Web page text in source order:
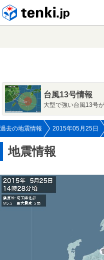
台風13号情報
大型で強い台風13号
過去の地震情報 2015年05月25日
地震情報